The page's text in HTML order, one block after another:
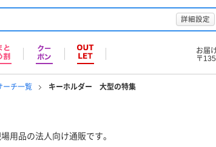
詳細設定
お届
〒
ーチ一覧 キーホルダー 大型の特集
用品の法人向け通販です。